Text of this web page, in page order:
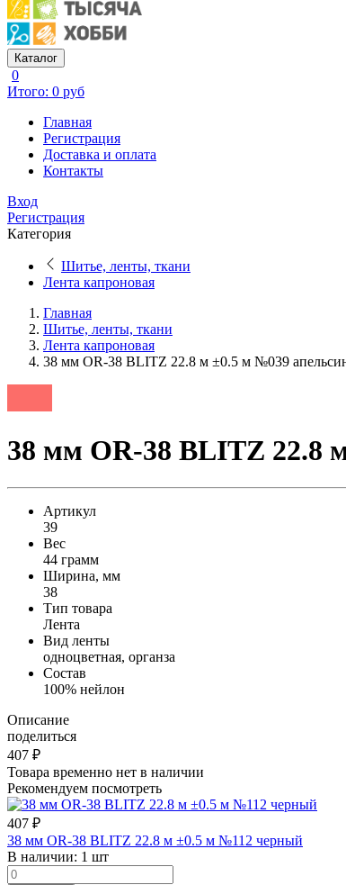
Каталог
0
Итого: 0 руб
Главная
Регистрация
Доставка и оплата
Контакты
Вход
Регистрация
Категория
Шитье, ленты, ткани
Лента капроновая
Главная
Шитье, ленты, ткани
Лента капроновая
38 мм OR-38 BLITZ 22.8 м ±0.5 м №039
38 мм OR-38 BLITZ 22.8
Артикул
39
Вес
44 грамм
Ширина, мм
38
Тип товара
Лента
Вид ленты
одноцветная, органза
Состав
100% нейлон
Описание
поделиться
407 ₽
Товара временно нет в наличии
Рекомендуем посмотреть
407 ₽
38 мм OR-38 BLITZ 22.8 м ±0.5 м №112 черный
В наличии: 1 шт